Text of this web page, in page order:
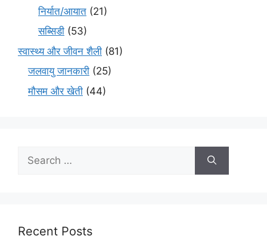
निर्यात/आयात (21)
सब्सिडी (53)
स्वास्थ्य और जीवन शैली (81)
जलवायु जानकारी (25)
मौसम और खेती (44)
Recent Posts